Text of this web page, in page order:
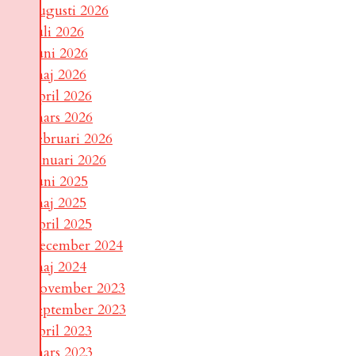
augusti 2026
juli 2026
juni 2026
maj 2026
april 2026
mars 2026
februari 2026
januari 2026
juni 2025
maj 2025
april 2025
december 2024
maj 2024
november 2023
september 2023
april 2023